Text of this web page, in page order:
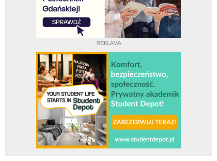
REKLAMA